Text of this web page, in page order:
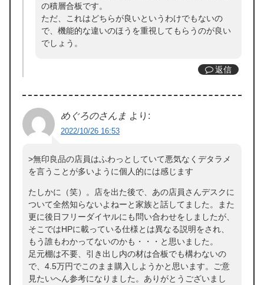
の積層合板です。
ただ、これはどちらが良いというわけでもないの
で、機能的な違いのほうを重視してもらうのが良い
でしょう。
返信
めぐろのさんま より:
2022/10/26 16:53
>無印良品の店員はふわっとしていて悪気なくデタラメ
を言うことが多いように個人的には感じます
たしかに（笑）。店を出た後で、あの店員さんデスクに
ついて全然知らないよねーと家族と話してました。また
更に後日フリーダイヤルにも問い合わせをしましたが、
そこではHPに載っている仕様とは異なる説明をされ、
もう誰もわかってないのかも・・・と思いました。
足元棚は不要、引き出し内の材は合板でも構わないの
で、4.5万円でこのまま購入しようかと思います。ご意
見たいへん参考になりました。ありがとうございまし